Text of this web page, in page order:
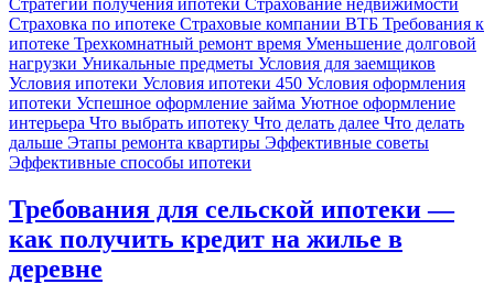
Страховка по ипотеке Страховые компании ВТБ Требования к
ипотеке Трехкомнатный ремонт время Уменьшение долговой
нагрузки Уникальные предметы Условия для заемщиков
Условия ипотеки Условия ипотеки 450 Условия оформления
ипотеки Успешное оформление займа Уютное оформление
интерьера Что выбрать ипотеку Что делать далее Что делать
дальше Этапы ремонта квартиры Эффективные советы
Эффективные способы ипотеки
Требования для сельской ипотеки —
как получить кредит на жилье в
деревне